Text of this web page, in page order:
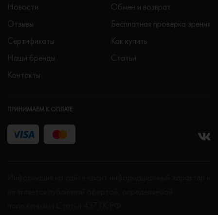
Новости
Отзывы
Сертификаты
Наши бренды
Контакты
Обмен и возврат
Бесплатная проверка зрения
Как купить
Статьи
ПРИНИМАЕМ К ОПЛАТЕ